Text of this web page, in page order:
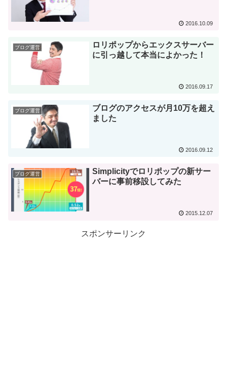
2016.10.09
ブログ運営
ロリポップからエックスサーバー
に引っ越して本当によかった！
2016.09.17
ブログ運営
ブログのアクセスが月10万を超え
ました
2016.09.12
ブログ運営
Simplicityでロリポップの新サー
バーに事前移設してみた
2015.12.07
スポンサーリンク